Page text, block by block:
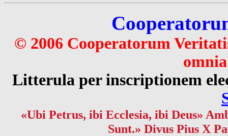
© 2006 Cooperatorum
Litterula per inscriptionem
«Ubi Petrus, ibi Ecclesia, ibi Deus»
Sunt.» Divus Pius X